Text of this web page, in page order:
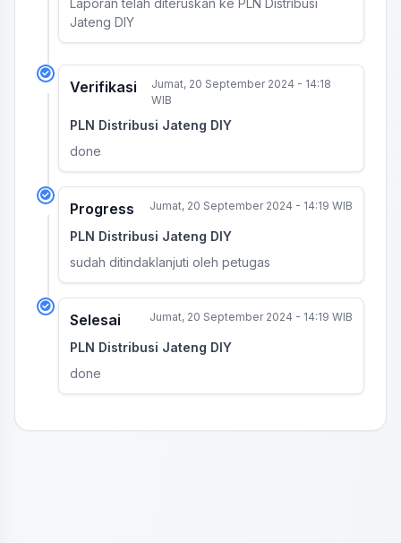
Laporan telah diteruskan ke PLN Distribusi
Jateng DIY
Verifikasi
Jumat, 20 September 2024 - 14:18
WIB
PLN Distribusi Jateng DIY
done
Progress Jumat, 20 September 2024 - 14:19 WIB
PLN Distribusi Jateng DIY
sudah ditindaklanjuti oleh petugas
Selesai Jumat, 20 September 2024 - 14:19 WIB
PLN Distribusi Jateng DIY
done